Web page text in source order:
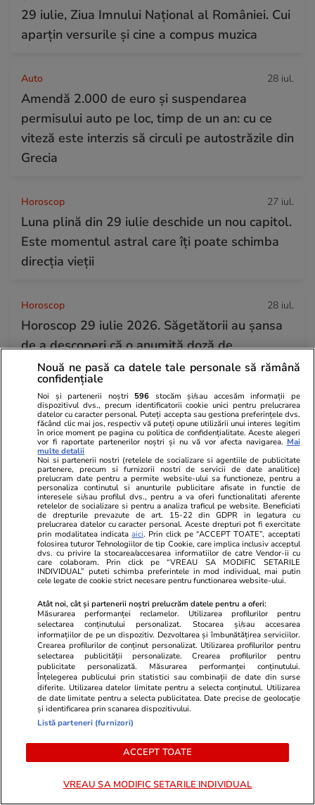
29 iulie, Ziua Imnului Național al României. Cui
aparțin versurile și cine a compus muzica
Auto 28 iul.
Amendă 2.000 de euro și suspendarea
permisului auto pe loc, timp de un an: cu ce
viteză este interzis să circuli pe autostrăzile din
Grecia
Horoscop 27 iul.
Luna plină din 29 iulie deschide un nou capitol.
Este momentul astral care îți poate schimba
direcția vieții
Horoscop 28 iul.
Horoscop 29 iulie 2026. Săgetătorii au șansa
de a descoperi că o anumită doză de
flexibilitate interioară le este de mare folos
Vacanțe și Cultură 10:28
Veneția a încasat peste 5
milioane de euro din taxa pentru
vizitatorii de o zi. Peste 650.000
de bilete de acces au fost emise
Vacanțe și
Piața
la 74.000
noul
riscă
Lifestyle
Ploaia de meteori Delta
Aquaride 2026: când o poți
vedea cel mai bine
Nouă ne pasă ca datele tale personale să rămână
confidențiale
Noi și partenerii noștri 596 stocăm și/sau accesăm informații pe
dispozitivul dvs., precum identificatorii cookie unici pentru prelucrarea
datelor cu caracter personal. Puteți accepta sau gestiona preferințele dvs.
făcând clic mai jos, respectiv vă puteți opune utilizării unui interes legitim
în orice moment pe pagina cu politica de confidențialitate. Aceste alegeri
vor fi raportate partenerilor noștri și nu vă vor afecta navigarea. Mai
multe detalii
Noi si partenerii nostri (retelele de socializare si agentiile de publicitate
partenere, precum si furnizorii nostri de servicii de date analitice)
prelucram date pentru a permite website-ului sa functioneze, pentru a
personaliza continutul si anunturile publicitare afisate in functie de
interesele si/sau profilul dvs., pentru a va oferi functionalitati aferente
retelelor de socializare si pentru a analiza traficul pe website. Beneficiati
de drepturile prevazute de art. 15-22 din GDPR in legatura cu
prelucrarea datelor cu caracter personal. Aceste drepturi pot fi exercitate
prin modalitatea indicataaici. Prin click pe “ACCEPT TOATE”, acceptati
folosirea tuturor Tehnologiilor de tip Cookie, care implica inclusiv acceptul
dvs. cu privire la stocarea/accesarea informatiilor de catre Vendor-ii cu
care colaboram. Prin click pe “VREAU SA MODIFIC SETARILE
INDIVIDUAL” puteti schimba preferintele in mod individual, mai putin
cele legate de cookie strict necesare pentru functionarea website-ului.
Atât noi, cât și partenerii noștri prelucrăm datele pentru a oferi:
Măsurarea performanței reclamelor. Utilizarea profilurilor pentru
selectarea conținutului personalizat. Stocarea și/sau accesarea
informațiilor de pe un dispozitiv. Dezvoltarea și îmbunătățirea serviciilor.
Crearea profilurilor de conținut personalizat. Utilizarea profilurilor pentru
selectarea publicității personalizate. Crearea profilurilor pentru
publicitate personalizată. Măsurarea performanței conținutului.
Înțelegerea publicului prin statistici sau combinații de date din surse
diferite. Utilizarea datelor limitate pentru a selecta conținutul. Utilizarea
de date limitate pentru a selecta publicitatea. Date precise de geolocație
și identificarea prin scanarea dispozitivului.
Listă parteneri (furnizori)
ACCEPT TOATE
VREAU SA MODIFIC SETARILE INDIVIDUAL